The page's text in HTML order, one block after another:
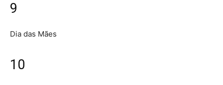
9
Dia das Mães
10